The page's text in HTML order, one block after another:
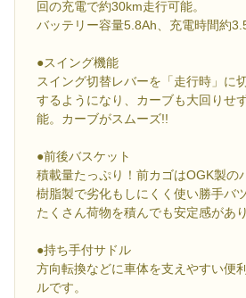
回の充電で約30km走行可能。
バッテリー容量5.8Ah、充電時間約
●スイング機能
スイング切替レバーを「走行時」に
するようになり、カーブも大回りせ
能。カーブがスムーズ!!
●前後バスケット
積載量たっぷり！前カゴはOGK製の
樹脂製で劣化もしにくく使い勝手バ
たくさん荷物を積んでも安定感があ
●持ち手付サドル
方向転換などに車体を支えやすい便
ルです。